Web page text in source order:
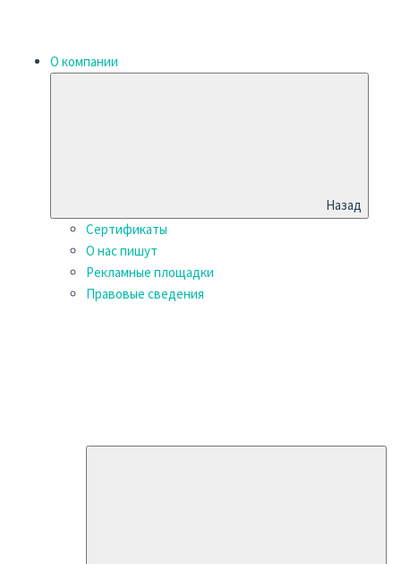
О компании
Назад
Сертификаты
О нас пишут
Рекламные площадки
Правовые сведения